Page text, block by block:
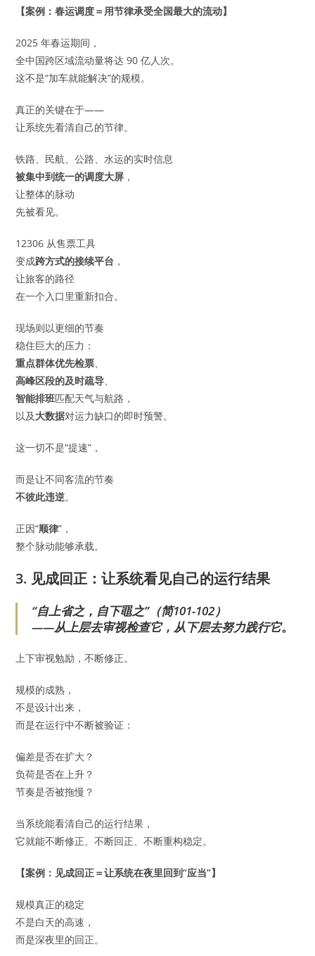
【案例：春运调度＝用节律承受全国最大的流动】
2025 年春运期间，
全中国跨区域流动量将达 90 亿人次。
这不是“加车就能解决”的规模。
真正的关键在于——
让系统先看清自己的节律。
铁路、民航、公路、水运的实时信息
被集中到统一的调度大屏 ，
让整体的脉动
先被看见。
12306 从售票工具
变成跨方式的接续平台 ，
让旅客的路径
在一个入口里重新扣合。
现场则以更细的节奏
稳住巨大的压力：
重点群体优先检票、
高峰区段的及时疏导、
智能排班匹配天气与航路，
以及大数据对运力缺口的即时预警。
这一切不是“提速”，
而是让不同客流的节奏
不彼此违逆。
正因“顺律”，
整个脉动能够承载。
3. 见成回正：让系统看见自己的运行结果
“自上省之，自下黽之”（简101-102）
——从上层去审视检查它，从下层去努力践行它。
上下审视勉励，不断修正。
规模的成熟，
不是设计出来，
而是在运行中不断被验证：
偏差是否在扩大？
负荷是否在上升？
节奏是否被拖慢？
当系统能看清自己的运行结果，
它就能不断修正、不断回正、不断重构稳定。
【案例：见成回正＝让系统在夜里回到“应当”】
规模真正的稳定
不是白天的高速，
而是深夜里的回正。